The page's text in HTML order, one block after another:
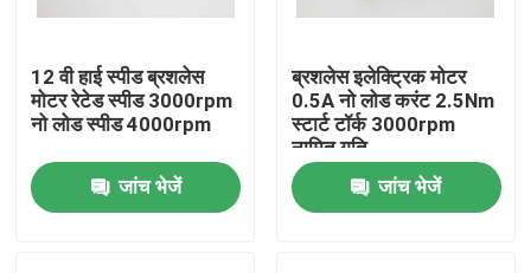
12 वी हाई स्पीड ब्रशलेस
मोटर रेटेड स्पीड 3000rpm
नो लोड स्पीड 4000rpm
जांच भेजें
ब्रशलेस इलेक्ट्रिक मोटर
0.5A नो लोड करंट 2.5Nm
स्टार्ट टॉर्क 3000rpm
नामित गति
जांच भेजें